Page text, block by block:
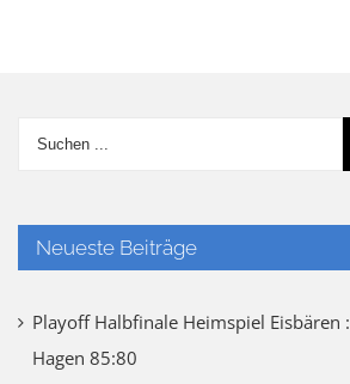
Neueste Beiträge
Playoff Halbfinale Heimspiel Eisbären :
Hagen 85:80